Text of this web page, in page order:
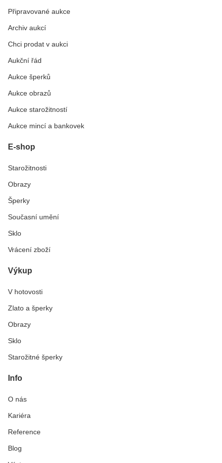
Připravované aukce
Archiv aukcí
Chci prodat v aukci
Aukční řád
Aukce šperků
Aukce obrazů
Aukce starožitností
Aukce mincí a bankovek
E-shop
Starožitnosti
Obrazy
Šperky
Současní umění
Sklo
Vrácení zboží
Výkup
V hotovosti
Zlato a šperky
Obrazy
Sklo
Starožitné šperky
Info
O nás
Kariéra
Reference
Blog